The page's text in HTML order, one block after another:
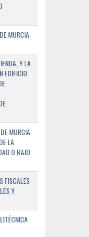
MURCIA
Y LA
EDIFICIO
MURCIA
LA
O BAJO
FISCALES
Y